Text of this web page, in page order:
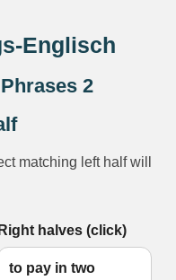
Englisch
2
matching left half will
Right halves (click)
to pay in two